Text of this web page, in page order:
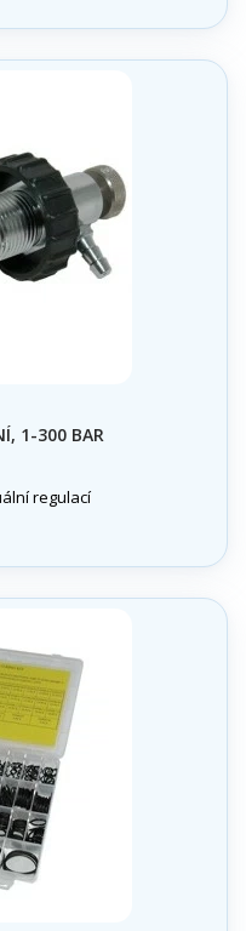
1-300 BAR
regulací